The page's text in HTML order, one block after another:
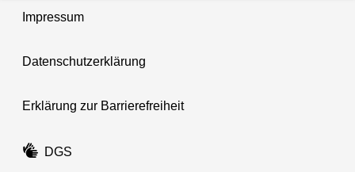
Impressum
Datenschutzerklärung
Erklärung zur Barrierefreiheit
DGS